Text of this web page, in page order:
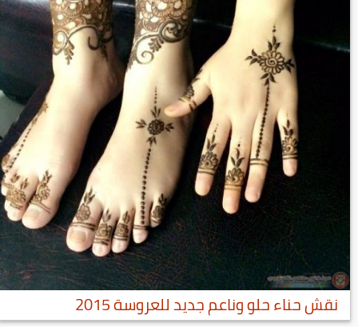
نقش حناء حلو وناعم جديد للعروسة 2015